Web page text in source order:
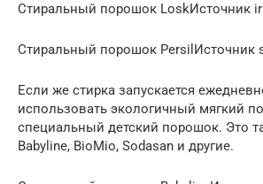
Стиральный порошок LoskИсточник
Стиральный порошок PersilИсточник
Если же стирка запускается
использовать экологичный мягкий
специальный детский порошок. Это
Babyline, BioMio, Sodasan и другие.